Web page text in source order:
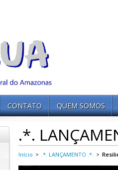
CONTATO QUEM SOMOS
.*.
Início > .*. LANÇAMENTO .*. >